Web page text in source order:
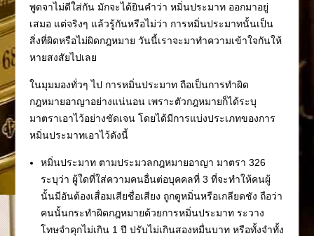
พูดจาไม่ดีใส่กัน มักจะได้ยินคำว่า หมิ่นประมาท ออกมาอยู่
เสมอ แต่จริงๆ แล้วรู้กันหรือไม่ว่า การหมิ่นประมาทนั้นเป็น
สิ่งที่ผิดหรือไม่ผิดกฎหมาย วันนี้เราจะมาทำความเข้าใจกันให้
หายสงสัยไปเลย
ในมุมมองทั่วๆ ไป การหมิ่นประมาท ถือเป็นการทำผิด
กฎหมายอาญาอย่างแน่นอน เพราะตัวกฎหมายก็ได้ระบุ
มาตราเอาไว้อย่างชัดเจน โดยได้มีการแบ่งประเภทของการ
หมิ่นประมาทเอาไว้ดังนี้
หมิ่นประมาท ตามประมวลกฎหมายอาญา มาตรา 326
ระบุว่า ผู้ใดที่ใส่ความคนอื่นต่อบุคคลที่ 3 ที่จะทำให้คนผู้
นั้นมีอันต้องเสื่อมเสียชื่อเสียง ถูกดูหมิ่นหรือเกลียดชัง ถือว่า
คนนั้นกระทำผิดกฎหมายด้วยการหมิ่นประมาท ระวาง
โทษจำคุกไม่เกิน 1 ปี ปรับไม่เกินสองหมื่นบาท หรือทั้งจำทั้ง